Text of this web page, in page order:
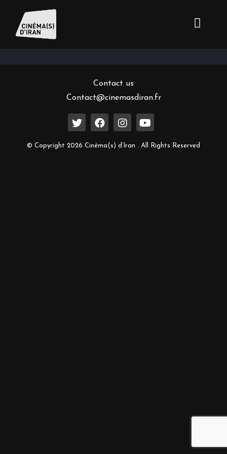
Inscrivez-vous à notre newsletter
Contact us
Contact@cinemasdiran.fr
© Copyright 2026 Cinéma(s) d’Iran . All Rights Reserved